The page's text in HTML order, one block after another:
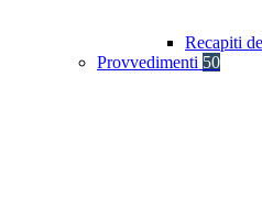
Recapiti
Provvedimenti 50